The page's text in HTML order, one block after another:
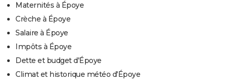
Maternités à Époye
Crèche à Époye
Salaire à Époye
Impôts à Époye
Dette et budget d'Époye
Climat et historique météo d'Époye